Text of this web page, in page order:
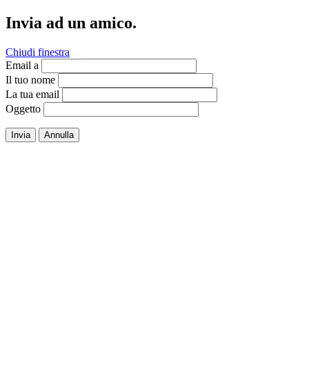
Invia ad un amico.
Chiudi finestra
Email a
Il tuo nome
La tua email
Oggetto
Invia Annulla